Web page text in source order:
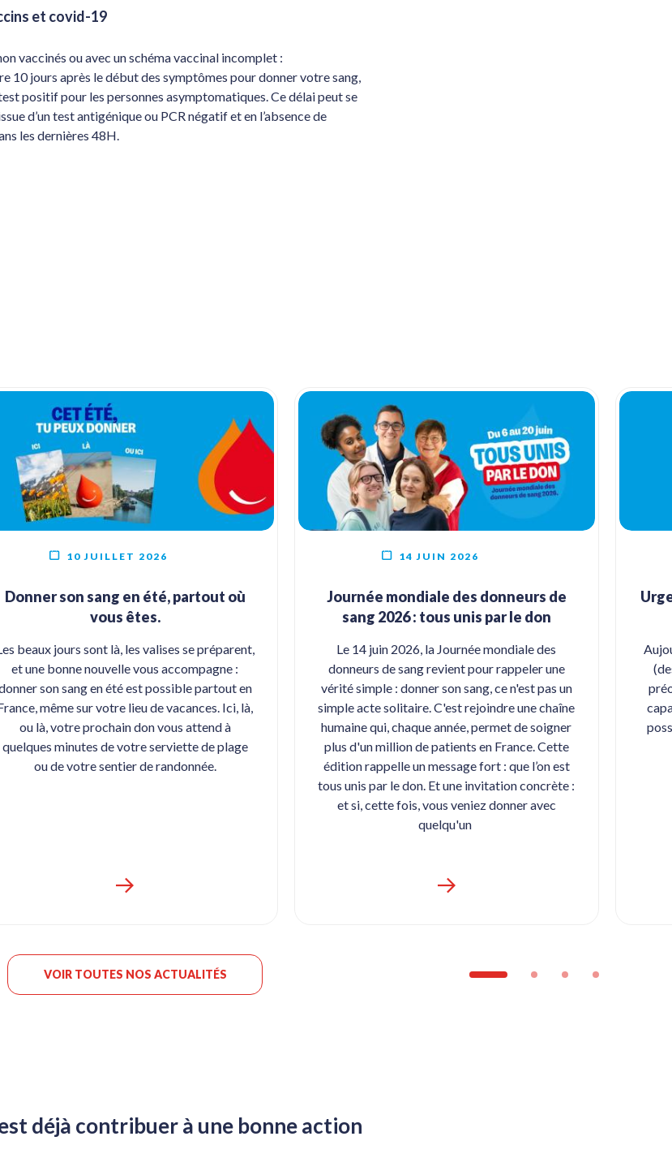
et covid-19
vaccinés ou avec un schéma vaccinal incomplet :
10 jours après le début des symptômes pour donner votre sang,
positif pour les personnes asymptomatiques. Ce délai peut se
d’un test antigénique ou PCR négatif et en l’absence de
les dernières 48H.
10 JUILLET 2026
Donner son sang en été, partout où
vous êtes.
beaux jours sont là, les valises se préparent,
et une bonne nouvelle vous accompagne :
son sang en été est possible partout en
même sur votre lieu de vacances. Ici, là,
ou là, votre prochain don vous attend à
quelques minutes de votre serviette de plage
ou de votre sentier de randonnée.
14 JUIN 2026
Journée mondiale des donneurs de
sang 2026 : tous unis par le don
Le 14 juin 2026, la Journée mondiale des
donneurs de sang revient pour rappeler une
vérité simple : donner son sang, ce n'est pas un
simple acte solitaire. C'est rejoindre une chaîne
humaine qui, chaque année, permet de soigner
plus d'un million de patients en France. Cette
édition rappelle un message fort : que l’on est
tous unis par le don. Et une invitation concrète :
et si, cette fois, vous veniez donner avec
quelqu'un
VOIR TOUTES NOS ACTUALITÉS
déjà contribuer à une bonne action